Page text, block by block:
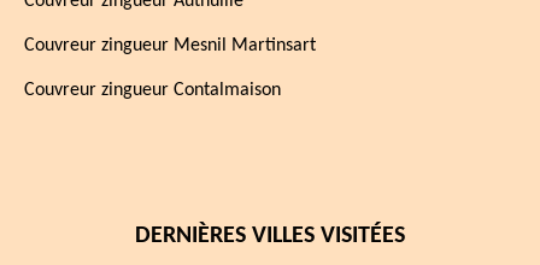
Couvreur zingueur Mesnil Martinsart
Couvreur zingueur Contalmaison
DERNIÈRES VILLES VISITÉES